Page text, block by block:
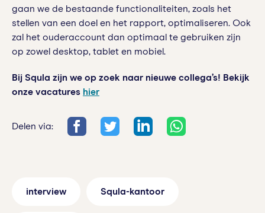
gaan we de bestaande functionaliteiten, zoals het
stellen van een doel en het rapport, optimaliseren. Ook
zal het ouderaccount dan optimaal te gebruiken zijn
op zowel desktop, tablet en mobiel.
Bij Squla zijn we op zoek naar nieuwe collega’s! Bekijk
onze vacatures hier
Delen via:
interview Squla-kantoor